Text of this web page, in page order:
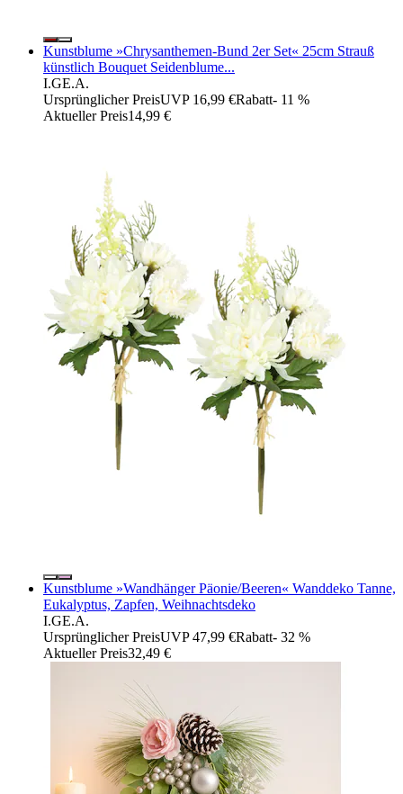
Kunstblume »Chrysanthemen-Bund 2er Set« 25cm Strauß
künstlich Bouquet Seidenblume...
I.GE.A.
Ursprünglicher PreisUVP 16,99 €Rabatt- 11 %
Aktueller Preis14,99 €
Kunstblume »Wandhänger Päonie/Beeren« Wanddeko Tanne,
Eukalyptus, Zapfen, Weihnachtsdeko
I.GE.A.
Ursprünglicher PreisUVP 47,99 €Rabatt- 32 %
Aktueller Preis32,49 €